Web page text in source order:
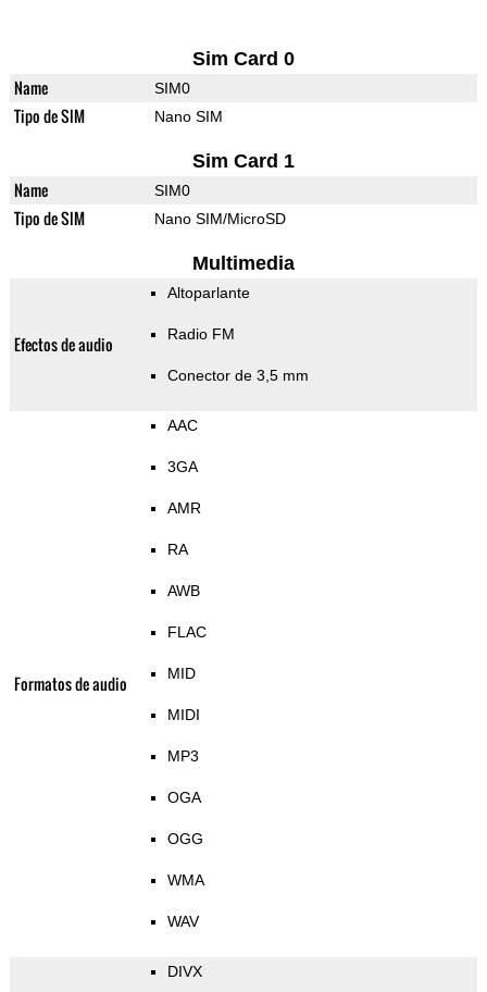
Sim Card 0
Name SIM0
Tipo de SIM Nano SIM
Sim Card 1
Name SIM0
Tipo de SIM Nano SIM/MicroSD
Multimedia
Efectos de audio
Altoparlante
Radio FM
Conector de 3,5 mm
Formatos de audio
AAC
3GA
AMR
RA
AWB
FLAC
MID
MIDI
MP3
OGA
OGG
WMA
WAV
DIVX